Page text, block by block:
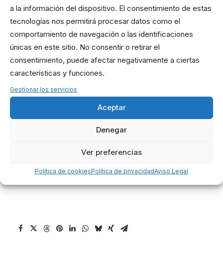
a la información del dispositivo. El consentimiento de estas
tecnologías nos permitirá procesar datos como el
comportamiento de navegación o las identificaciones
únicas en este sitio. No consentir o retirar el
consentimiento, puede afectar negativamente a ciertas
características y funciones.
Gestionar los servicios
Aceptar
Denegar
Ver preferencias
Política de cookiesPolítica de privacidadAviso Legal
*ENDURANCE WODS FAQ